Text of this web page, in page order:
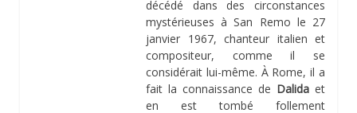
décédé dans des circonstances
mystérieuses à San Remo le 27
janvier 1967, chanteur italien et
compositeur, comme il se
considérait lui-même. À Rome, il a
fait la connaissance de Dalida et
en est tombé follement